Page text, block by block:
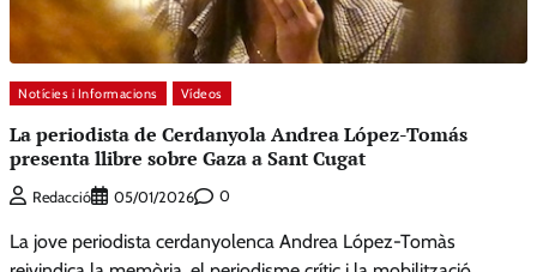
Notícies i Informacions Vídeos
La periodista de Cerdanyola Andrea López-Tomás
presenta llibre sobre Gaza a Sant Cugat
Redacció 05/01/2026 0
La jove periodista cerdanyolenca Andrea López-Tomàs